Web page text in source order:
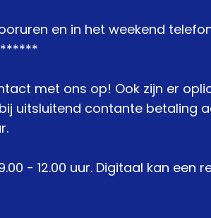
en in het weekend
met ons op! Ook zijn er
uitsluitend contante betaling
- 12.00 uur. Digitaal kan een